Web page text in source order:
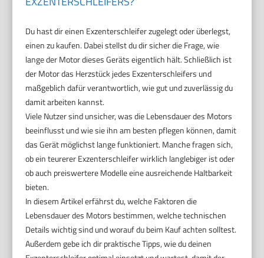
Du hast dir einen Exzenterschleifer zugelegt oder überlegst,
einen zu kaufen. Dabei stellst du dir sicher die Frage, wie
lange der Motor dieses Geräts eigentlich hält. Schließlich ist
der Motor das Herzstück jedes Exzenterschleifers und
maßgeblich dafür verantwortlich, wie gut und zuverlässig du
damit arbeiten kannst.
Viele Nutzer sind unsicher, was die Lebensdauer des Motors
beeinflusst und wie sie ihn am besten pflegen können, damit
das Gerät möglichst lange funktioniert. Manche fragen sich,
ob ein teurerer Exzenterschleifer wirklich langlebiger ist oder
ob auch preiswertere Modelle eine ausreichende Haltbarkeit
bieten.
In diesem Artikel erfährst du, welche Faktoren die
Lebensdauer des Motors bestimmen, welche technischen
Details wichtig sind und worauf du beim Kauf achten solltest.
Außerdem gebe ich dir praktische Tipps, wie du deinen